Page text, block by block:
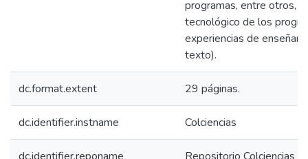
programas, entre otros,
tecnológico de los
experiencias de
texto).
dc.format.extent 29 páginas.
dc.identifier.instname Colciencias